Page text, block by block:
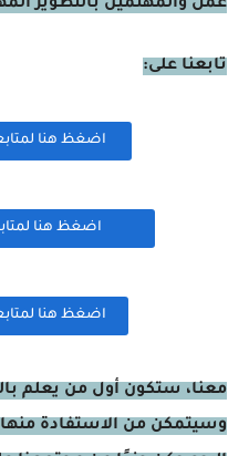
عمل والمهتمين بالتطوير
تابعنا على:
اضغظ هنا
اضغظ هنا
اضغظ هنا
معنا، ستكون أول من يعلم
وسيتمكن من الاستفادة منها